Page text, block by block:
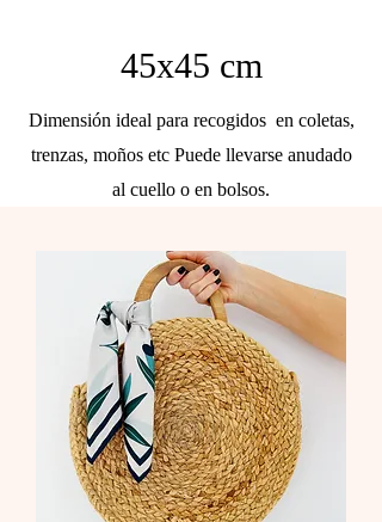
45x45 cm
Dimensión ideal para recogidos en coletas,
trenzas, moños etc Puede llevarse anudado
al cuello o en bolsos.